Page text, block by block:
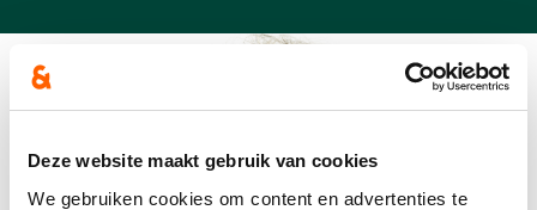
Deze website maakt gebruik van cookies
We gebruiken cookies om content en advertenties te